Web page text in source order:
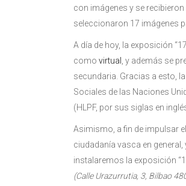
con imágenes y se
seleccionaron 17 imágenes
A día de hoy, la exposición
como virtual , y además se
secundaria. Gracias a esto,
Sociales de las Naciones
(HLPF, por sus siglas en
Asimismo, a fin de impulsar
ciudadanía vasca en
instalaremos la exposición
(Calle Urazurrutia, 3, Bilbao